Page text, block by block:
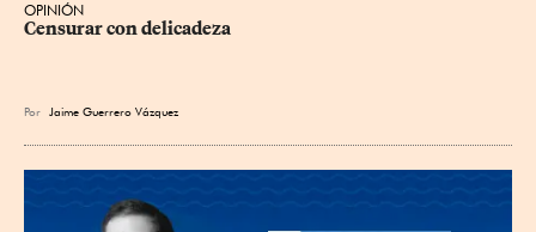
OPINIÓN
Censurar con delicadeza
Por Jaime Guerrero Vázquez